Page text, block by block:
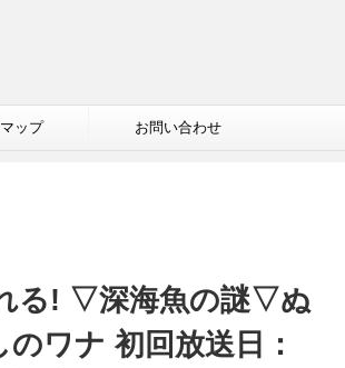
ップ お問い合わせ
る! ▽深海魚の謎▽ぬ
ワナ 初回放送日：